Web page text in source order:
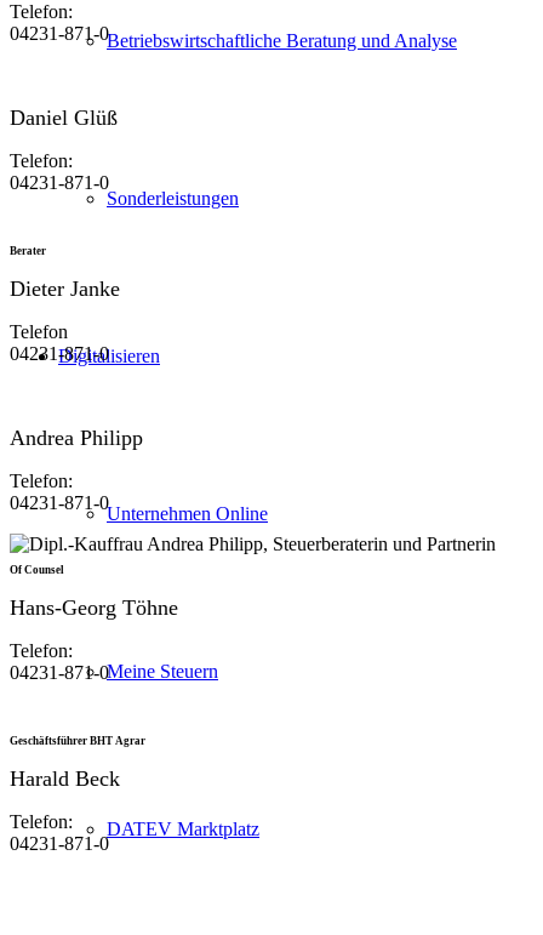
Betriebswirtschaftliche Beratung und Analyse
Sonderleistungen
Digitalisieren
Unternehmen Online
Meine Steuern
DATEV Marktplatz
Telefon:
04231-871-0
Daniel Glüß
Telefon:
04231-871-0
Berater
Dieter Janke
Telefon
04231-871-0
Andrea Philipp
Telefon:
04231-871-0
Of Counsel
Hans-Georg Töhne
Telefon:
04231-871-0
Geschäftsführer BHT Agrar
Harald Beck
Telefon:
04231-871-0